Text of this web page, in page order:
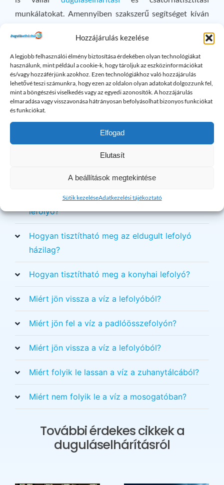
Hozzájárulás kezelése
A legjobb felhasználói élmény biztosítása érdekében olyan technológiákat
használunk, mint például a cookie-k, hogy tároljuk az eszközinformációkat
és/vagy hozzáférjünk azokhoz. Ezen technológiákhoz való hozzájárulás
lehetővé teszi számunkra, hogy ezen az oldalon olyan adatokat dolgozzunk fel,
mint a böngészési viselkedés vagy az egyedi azonosítók. A hozzájárulás
elmaradása vagy visszavonása hátrányosan befolyásolhat bizonyos funkciókat
és funkciókat.
Elfogad
Elutasít
A beállítások megtekintése
Sütik kezeléseAdatkezelési tájékoztató
munkálatokat. Amennyiben szakszerű segítséget kíván
órájában állunk a rendelkezésére. Sürgős esetekben a
kiszálláshétvégén és ünnepnapokon is lehetséges.
Keressen minket bizalommal!
×
Lefolyó problémák: Gyakran
Ismételt Kérdések
Hogyan tisztítható meg az elzsírosodott
lefolyó?
Hogyan tisztítható meg az eldugult lefolyó
házilag?
Hogyan tisztítható meg a konyhai lefolyó?
Miért jön vissza a víz a lefolyóból?
Miért jön fel a víz a padlóösszefolyón?
Miért jön vissza a víz a lefolyóból?
Miért folyik le lassan a víz a zuhanytálcából?
Miért nem folyik le a víz a mosogatóban?
További érdekes cikkek a
duguláselhárításról